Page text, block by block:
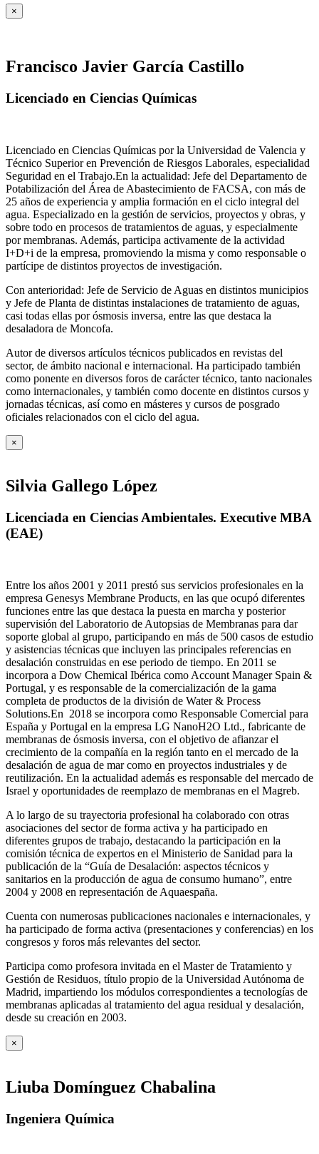
×
Francisco Javier García Castillo
Licenciado en Ciencias Químicas
Licenciado en Ciencias Químicas por la Universidad de Valencia y
Técnico Superior en Prevención de Riesgos Laborales, especialidad
Seguridad en el Trabajo.En la actualidad: Jefe del Departamento de
Potabilización del Área de Abastecimiento de FACSA, con más de
25 años de experiencia y amplia formación en el ciclo integral del
agua. Especializado en la gestión de servicios, proyectos y obras, y
sobre todo en procesos de tratamientos de aguas, y especialmente
por membranas. Además, participa activamente de la actividad
I+D+i de la empresa, promoviendo la misma y como responsable o
partícipe de distintos proyectos de investigación.
Con anterioridad: Jefe de Servicio de Aguas en distintos municipios
y Jefe de Planta de distintas instalaciones de tratamiento de aguas,
casi todas ellas por ósmosis inversa, entre las que destaca la
desaladora de Moncofa.
Autor de diversos artículos técnicos publicados en revistas del
sector, de ámbito nacional e internacional. Ha participado también
como ponente en diversos foros de carácter técnico, tanto nacionales
como internacionales, y también como docente en distintos cursos y
jornadas técnicas, así como en másteres y cursos de posgrado
oficiales relacionados con el ciclo del agua.
×
Silvia Gallego López
Licenciada en Ciencias Ambientales. Executive MBA
(EAE)
Entre los años 2001 y 2011 prestó sus servicios profesionales en la
empresa Genesys Membrane Products, en las que ocupó diferentes
funciones entre las que destaca la puesta en marcha y posterior
supervisión del Laboratorio de Autopsias de Membranas para dar
soporte global al grupo, participando en más de 500 casos de estudio
y asistencias técnicas que incluyen las principales referencias en
desalación construidas en ese periodo de tiempo. En 2011 se
incorpora a Dow Chemical Ibérica como Account Manager Spain &
Portugal, y es responsable de la comercialización de la gama
completa de productos de la división de Water & Process
Solutions.En 2018 se incorpora como Responsable Comercial para
España y Portugal en la empresa LG NanoH2O Ltd., fabricante de
membranas de ósmosis inversa, con el objetivo de afianzar el
crecimiento de la compañía en la región tanto en el mercado de la
desalación de agua de mar como en proyectos industriales y de
reutilización. En la actualidad además es responsable del mercado de
Israel y oportunidades de reemplazo de membranas en el Magreb.
A lo largo de su trayectoria profesional ha colaborado con otras
asociaciones del sector de forma activa y ha participado en
diferentes grupos de trabajo, destacando la participación en la
comisión técnica de expertos en el Ministerio de Sanidad para la
publicación de la “Guía de Desalación: aspectos técnicos y
sanitarios en la producción de agua de consumo humano”, entre
2004 y 2008 en representación de Aquaespaña.
Cuenta con numerosas publicaciones nacionales e internacionales, y
ha participado de forma activa (presentaciones y conferencias) en los
congresos y foros más relevantes del sector.
Participa como profesora invitada en el Master de Tratamiento y
Gestión de Residuos, título propio de la Universidad Autónoma de
Madrid, impartiendo los módulos correspondientes a tecnologías de
membranas aplicadas al tratamiento del agua residual y desalación,
desde su creación en 2003.
×
Liuba Domínguez Chabalina
Ingeniera Química